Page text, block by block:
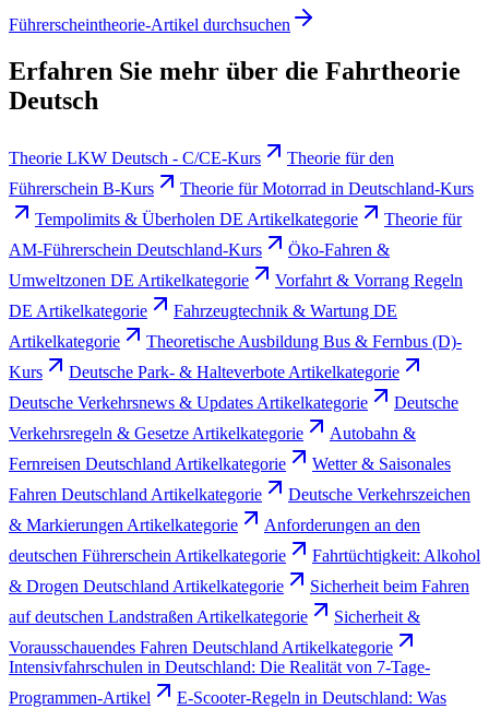
Führerscheintheorie-Artikel durchsuchen
Erfahren Sie mehr über die Fahrtheorie
Deutsch
Theorie LKW Deutsch - C/CE-Kurs
Theorie für den
Führerschein B-Kurs
Theorie für Motorrad in Deutschland-Kurs
Tempolimits & Überholen DE Artikelkategorie
Theorie für
AM-Führerschein Deutschland-Kurs
Öko-Fahren &
Umweltzonen DE Artikelkategorie
Vorfahrt & Vorrang Regeln
DE Artikelkategorie
Fahrzeugtechnik & Wartung DE
Artikelkategorie
Theoretische Ausbildung Bus & Fernbus (D)-
Kurs
Deutsche Park- & Halteverbote Artikelkategorie
Deutsche Verkehrsnews & Updates Artikelkategorie
Deutsche
Verkehrsregeln & Gesetze Artikelkategorie
Autobahn &
Fernreisen Deutschland Artikelkategorie
Wetter & Saisonales
Fahren Deutschland Artikelkategorie
Deutsche Verkehrszeichen
& Markierungen Artikelkategorie
Anforderungen an den
deutschen Führerschein Artikelkategorie
Fahrtüchtigkeit: Alkohol
& Drogen Deutschland Artikelkategorie
Sicherheit beim Fahren
auf deutschen Landstraßen Artikelkategorie
Sicherheit &
Vorausschauendes Fahren Deutschland Artikelkategorie
Intensivfahrschulen in Deutschland: Die Realität von 7-Tage-
Programmen-Artikel
E-Scooter-Regeln in Deutschland: Was